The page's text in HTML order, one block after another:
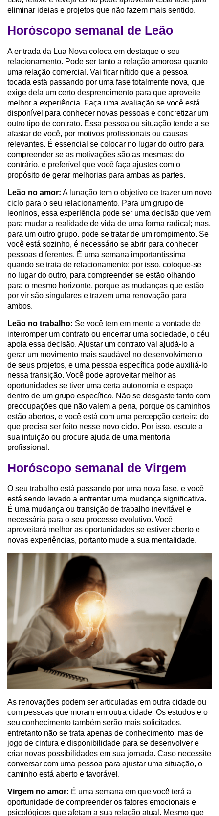
eliminar ideias e projetos que não fazem mais sentido.
Horóscopo semanal de Leão
A entrada da Lua Nova coloca em destaque o seu
relacionamento. Pode ser tanto a relação amorosa quanto
uma relação comercial. Vai ficar nítido que a pessoa
tocada está passando por uma fase totalmente nova, que
exige dela um certo desprendimento para que aproveite
melhor a experiência. Faça uma avaliação se você está
disponível para conhecer novas pessoas e concretizar um
outro tipo de contrato. Essa pessoa ou situação tende a se
afastar de você, por motivos profissionais ou causas
relevantes. É essencial se colocar no lugar do outro para
compreender se as motivações são as mesmas; do
contrário, é preferível que você faça ajustes com o
propósito de gerar melhorias para ambas as partes.
Leão no amor: A lunação tem o objetivo de trazer um novo
ciclo para o seu relacionamento. Para um grupo de
leoninos, essa experiência pode ser uma decisão que vem
para mudar a realidade de vida de uma forma radical; mas,
para um outro grupo, pode se tratar de um rompimento. Se
você está sozinho, é necessário se abrir para conhecer
pessoas diferentes. É uma semana importantíssima
quando se trata de relacionamento; por isso, coloque-se
no lugar do outro, para compreender se estão olhando
para o mesmo horizonte, porque as mudanças que estão
por vir são singulares e trazem uma renovação para
ambos.
Leão no trabalho: Se você tem em mente a vontade de
interromper um contrato ou encerrar uma sociedade, o céu
apoia essa decisão. Ajustar um contrato vai ajudá-lo a
gerar um movimento mais saudável no desenvolvimento
de seus projetos, e uma pessoa específica pode auxiliá-lo
nessa transição. Você pode aproveitar melhor as
oportunidades se tiver uma certa autonomia e espaço
dentro de um grupo específico. Não se desgaste tanto com
preocupações que não valem a pena, porque os caminhos
estão abertos, e você está com uma percepção certeira do
que precisa ser feito nesse novo ciclo. Por isso, escute a
sua intuição ou procure ajuda de uma mentoria
profissional.
Horóscopo semanal de Virgem
O seu trabalho está passando por uma nova fase, e você
está sendo levado a enfrentar uma mudança significativa.
É uma mudança ou transição de trabalho inevitável e
necessária para o seu processo evolutivo. Você
aproveitará melhor as oportunidades se estiver aberto e
novas experiências, portanto mude a sua mentalidade.
As renovações podem ser articuladas em outra cidade ou
com pessoas que moram em outra cidade. Os estudos e o
seu conhecimento também serão mais solicitados,
entretanto não se trata apenas de conhecimento, mas de
jogo de cintura e disponibilidade para se desenvolver e
criar novas possibilidades em sua jornada. Caso necessite
conversar com uma pessoa para ajustar uma situação, o
caminho está aberto e favorável.
Virgem no amor: É uma semana em que você terá a
oportunidade de compreender os fatores emocionais e
psicológicos que afetam a sua relação atual. Mesmo que